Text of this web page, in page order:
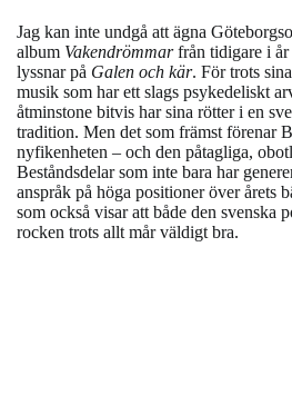
Jag kan inte undgå att ägna
album Vakendrömmarfrån tidigare i år
lyssnar på Galen och kär. För trots
musik som har ett slags psykedeliskt
åtminstone bitvis har sina rötter i en
tradition. Men det som främst förenar
nyfikenheten – och den påtagliga,
Beståndsdelar som inte bara har
anspråk på höga positioner över årets
som också visar att både den svenska
rocken trots allt mår väldigt bra.